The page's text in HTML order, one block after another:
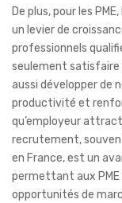
De plus, pour les
un levier de
professionnels
seulement satisfaire
aussi développer de
productivité et
qu’employeur
recrutement,
en France, est un
permettant aux
opportunités de